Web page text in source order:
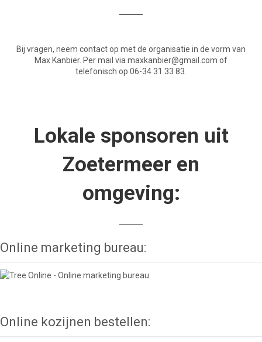
Bij vragen, neem contact op met de organisatie in de vorm van
Max Kanbier. Per mail via maxkanbier@gmail.com of
telefonisch op 06-34 31 33 83.
Lokale sponsoren uit
Zoetermeer en
omgeving:
Online marketing bureau:
Online kozijnen bestellen: